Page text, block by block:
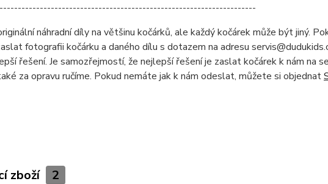
náhradní díly na většinu kočárků, ale každý kočárek může být jiný.
fotografii kočárku a daného dílu s dotazem na adresu
řešení. Je samozřejmostí, že nejlepší řešení je zaslat kočárek k nám na
za opravu ručíme. Pokud nemáte jak k nám odeslat, můžete si objednat
zboží 2